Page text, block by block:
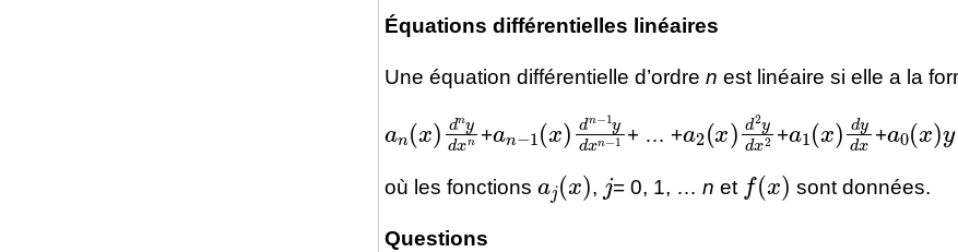
Équations différentielles linéaires
Une équation différentielle d’ordre n est linéaire si elle a la
( x) dny
+
1 x )dn− 1
+ … +
2( x) d2 2
+
1( x) dy
+
0( x)
où les fonctions
(x )
, = 0, 1, …n et
(x
sont données.
Questions